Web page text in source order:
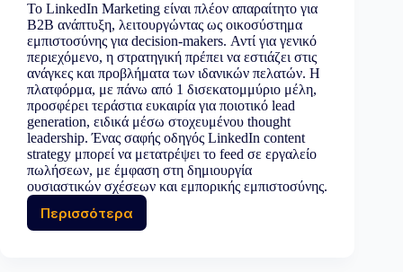
Το LinkedIn Marketing είναι πλέον απαραίτητο για
B2B ανάπτυξη, λειτουργώντας ως οικοσύστημα
εμπιστοσύνης για decision-makers. Αντί για γενικό
περιεχόμενο, η στρατηγική πρέπει να εστιάζει στις
ανάγκες και προβλήματα των ιδανικών πελατών. Η
πλατφόρμα, με πάνω από 1 δισεκατομμύριο μέλη,
προσφέρει τεράστια ευκαιρία για ποιοτικό lead
generation, ειδικά μέσω στοχευμένου thought
leadership. Ένας σαφής οδηγός LinkedIn content
strategy μπορεί να μετατρέψει το feed σε εργαλείο
πωλήσεων, με έμφαση στη δημιουργία
ουσιαστικών σχέσεων και εμπορικής εμπιστοσύνης.
Περισσότερα
Πώς